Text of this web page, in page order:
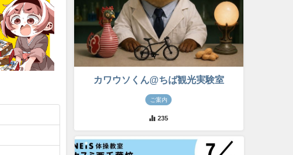
カワウソくん@ちば観光実験室
ご案内
235